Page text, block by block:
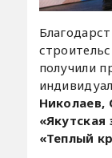
получили
«Теплый